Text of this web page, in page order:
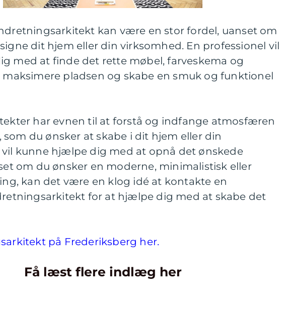
kan være en stor fordel, uanset om
dit hjem eller din virksomhed. En professionel vil
med at finde det rette møbel, farveskema og
pladsen og skabe en smuk og funktionel
har evnen til at forstå og indfange atmosfæren
du ønsker at skabe i dit hjem eller din
kunne hjælpe dig med at opnå det ønskede
om du ønsker en moderne, minimalistisk eller
kan det være en klog idé at kontakte en
for at hjælpe dig med at skabe det
på Frederiksberg her.
Få læst flere indlæg her